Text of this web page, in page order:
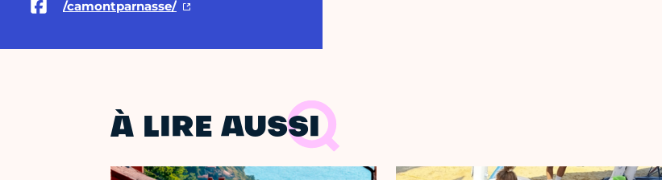
/camontparnasse/
À LIRE AUSSI